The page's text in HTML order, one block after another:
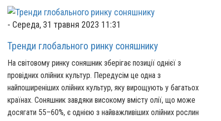
- Середа, 31 травня 2023 11:31
Тренди глобального ринку соняшнику
На світовому ринку соняшник зберігає позиції однієї з
провідних олійних культур. Передусім це одна з
найпоширеніших олійних культур, яку вирощують у багатьох
країнах. Соняшник завдяки високому вмісту олії, що може
досягати 55–60%, є однією з найважливіших олійних рослин